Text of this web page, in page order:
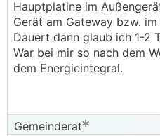
Hauptplatine im
Gerät am Gateway bzw.
Dauert dann glaub ich 1-2
War bei mir so nach dem
dem Energieintegral.
Gemeinderat